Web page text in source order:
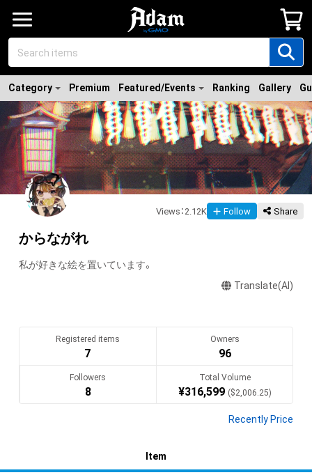
Category Premium Featured/Events Ranking Gallery
Views ： 2.12K Follow Share
からながれ
私が好きな絵を置いています。
Translate(AI)
Registered items
7
Owners
96
Followers
8
Total Volume
¥316,599 ($2,006.25)
Recently Price
Item